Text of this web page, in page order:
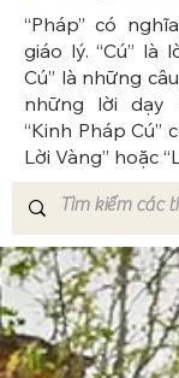
​“Pháp” có
giáo lý. “Cú” là
Cú” là những
những lời dạy
“Kinh Pháp Cú”
Lời Vàng” hoặc